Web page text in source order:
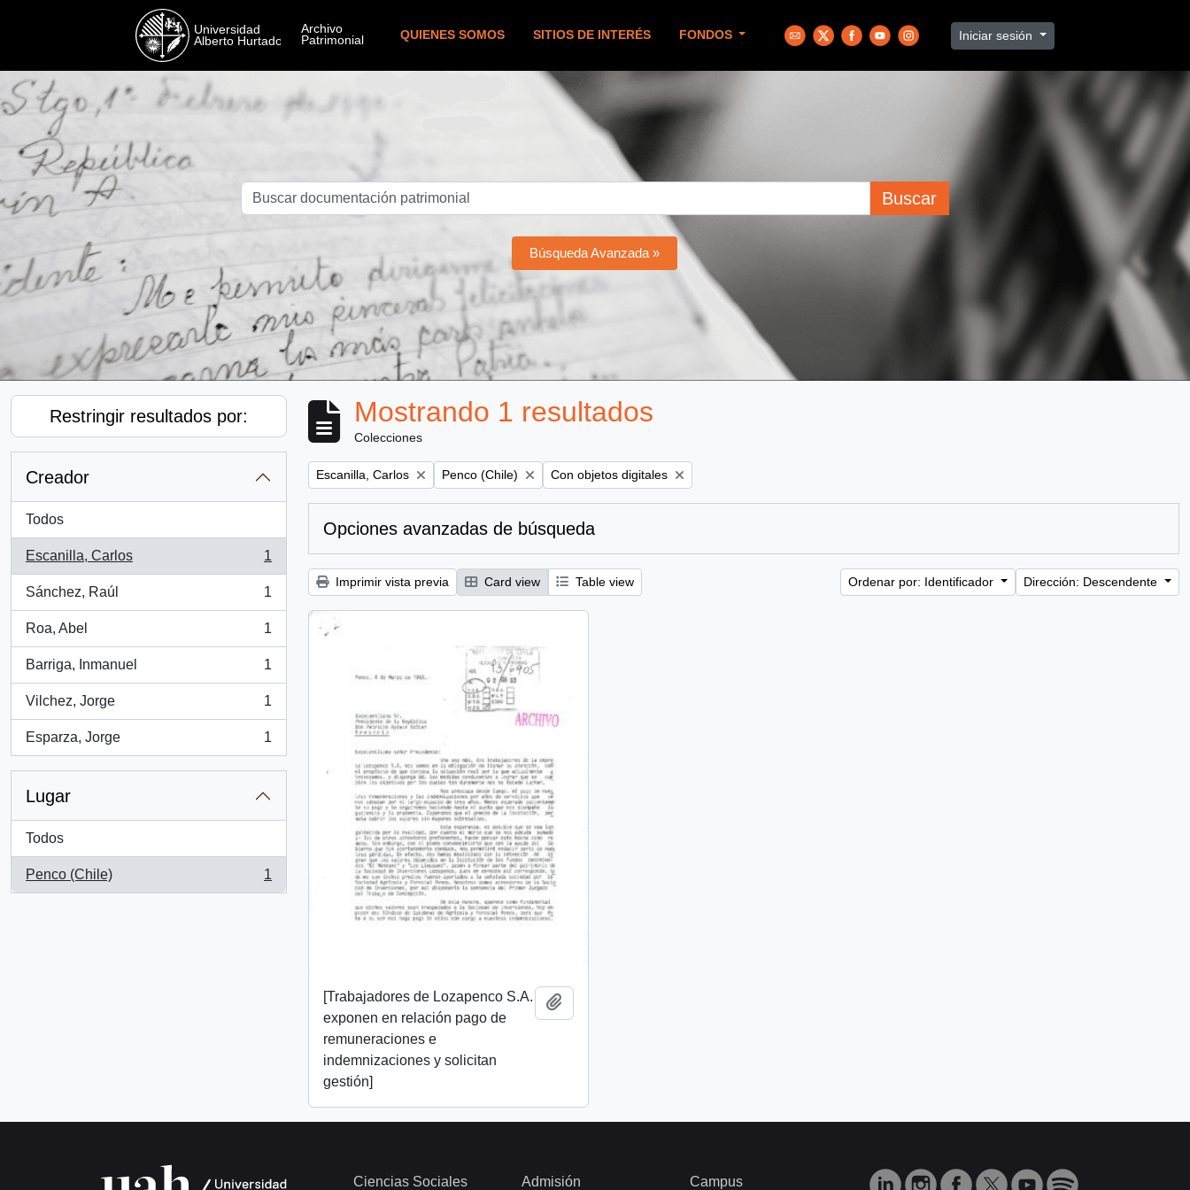
QUIENES SOMOS SITIOS DE INTERÉS FONDOS Iniciar sesión
Buscar
Búsqueda Avanzada »
Restringir resultados por:
Creador
Todos
Escanilla, Carlos
, 1 resultados
1
Sánchez, Raúl
, 1 resultados
1
Roa, Abel
, 1 resultados
1
Barriga, Inmanuel
, 1 resultados
1
Vilchez, Jorge
, 1 resultados
1
Esparza, Jorge
, 1 resultados
1
Lugar
Todos
Penco (Chile)
, 1 resultados
1
Mostrando 1 resultados
Colecciones
Remove filter:
Escanilla, Carlos Remove filter:
Penco (Chile) Remove filter:
Con objetos digitales
Opciones avanzadas de búsqueda
Imprimir vista previa Card view Table view Ordenar por: Identificador Dirección: Descendente
[Trabajadores de Lozapenco S.A.
exponen en relación pago de
remuneraciones e
indemnizaciones y solicitan
gestión]
Ciencias Sociales Admisión Campus